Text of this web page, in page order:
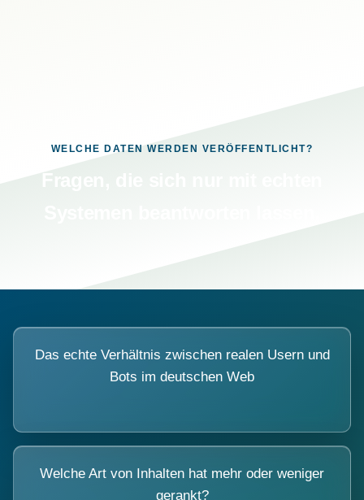
WELCHE DATEN WERDEN VERÖFFENTLICHT?
Das echte Verhältnis zwischen realen Usern und
Bots im deutschen Web
Welche Art von Inhalten hat mehr oder weniger
gerankt?